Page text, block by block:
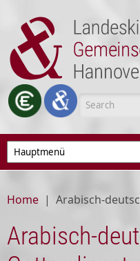
Search
Home | Arabisch-
Arabisch-